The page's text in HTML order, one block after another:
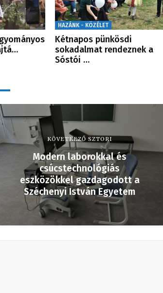
HAZÁNK - KÖZÉLET
Kétnapos pünkösdi
sokadalmat rendeznek a
Sóstói …
KÖVETKEZŐ SZTORI
Modern laborokkal és
csúcstechnológiás
eszközökkel gazdagodott a
Széchenyi István Egyetem